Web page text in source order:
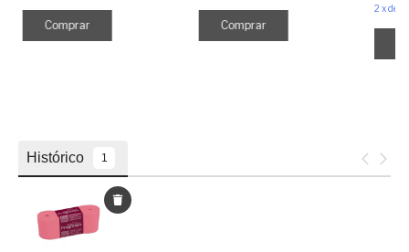
Comprar Comprar
2 xde